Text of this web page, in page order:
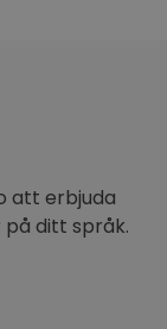
att erbjuda
ditt språk.